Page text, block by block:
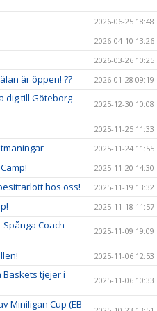
2026-06-25 18:48
2026-04-10 13:26
2026-03-26 10:25
är öppen! ?? 2026-01-28 09:19
dig till Göteborg
2025-12-30 10:08
2025-11-25 11:33
2025-11-24 11:55
2025-11-20 14:30
hos oss! 2025-11-19 13:32
2025-11-18 11:57
Coach
2025-11-09 19:09
2025-11-06 12:53
tjejer i
2025-11-06 10:33
Miniligan Cup (EB-